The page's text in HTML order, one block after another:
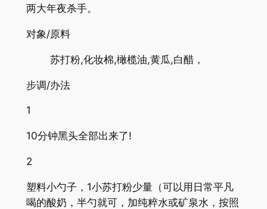
两大年夜杀手。
对象/原料
苏打粉,化妆棉,橄榄油,黄瓜,白醋，
步调/办法
1
10分钟黑头全部出来了!
2
塑料小勺子，1小苏打粉少量（可以用日常平凡
喝的酸奶，半勺就可，加纯粹水或矿泉水，按照